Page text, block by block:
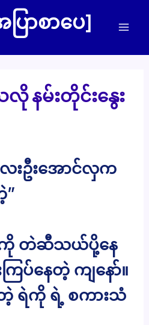
ပြာစာပေ]
လို နမ်းတိုင်းနွေး
ေးဦးအောင်လှက
”
ေကို တဲဆီသယ်ပို့နေ
ြပ်နေတဲ့ ကျနော်။
ရဲကို ရဲ့ စကားသံ